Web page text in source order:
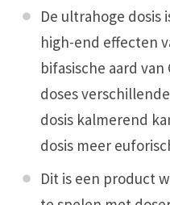
De ultrahoge dosis
high-end effecten
bifasische aard
doses
dosis kalmerend
dosis meer
Dit is een product